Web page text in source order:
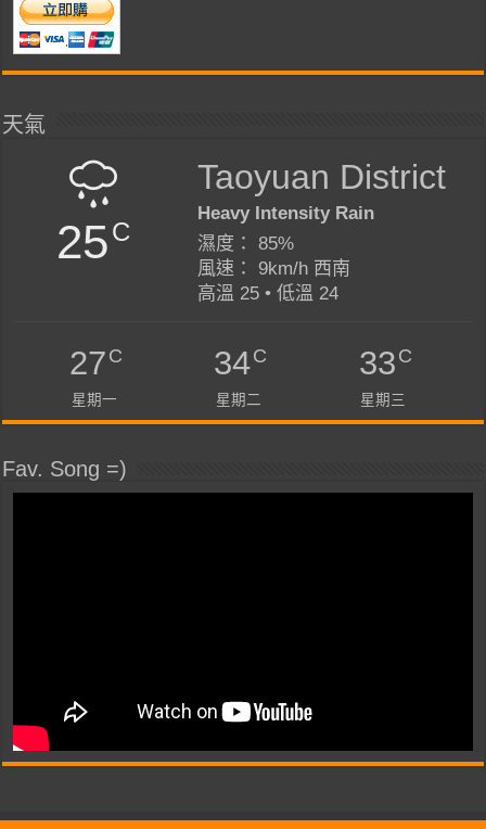
天氣
25C
Taoyuan District
Heavy Intensity Rain
濕度： 85%
風速： 9km/h 西南
高溫 25 • 低溫 24
27C
星期一
34C
星期二
33C
星期三
Fav. Song =)